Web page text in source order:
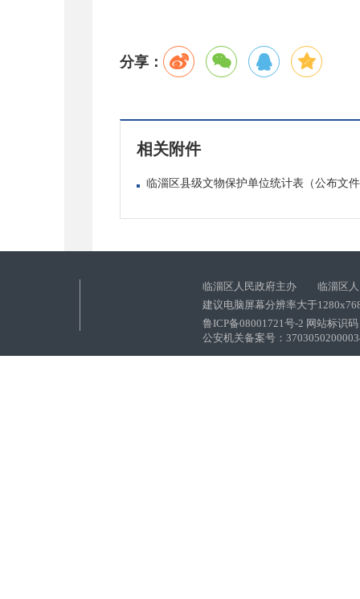
分享：
相关附件
临淄区县级文物保护单位统计表（公布文
临淄区人民政府主办 临淄区人
建议电脑屏幕分辨率大于
鲁ICP备08001721号-2 网站标识
公安机关备案号：